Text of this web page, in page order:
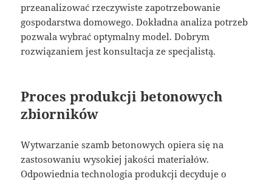
przeanalizować rzeczywiste zapotrzebowanie
gospodarstwa domowego. Dokładna analiza potrzeb
pozwala wybrać optymalny model. Dobrym
rozwiązaniem jest konsultacja ze specjalistą.
Proces produkcji betonowych
zbiorników
Wytwarzanie szamb betonowych opiera się na
zastosowaniu wysokiej jakości materiałów.
Odpowiednia technologia produkcji decyduje o